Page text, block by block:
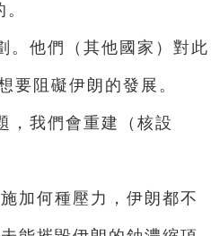
。他們（其他國家）對此
要阻礙伊朗的發展。
，我們會重建（核設
加何種壓力，伊朗都不